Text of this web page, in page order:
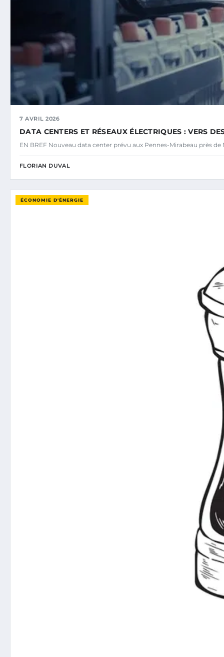
7 AVRIL 2026
DATA CENTERS ET RÉSEAUX ÉLECTRIQUES : VERS
EN BREF Nouveau data center prévu aux Pennes-Mirabeau près de
FLORIAN DUVAL
ÉCONOMIE D'ÉNERGIE